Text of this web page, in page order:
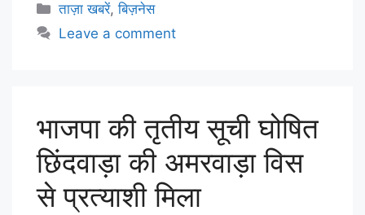
ताज़ा खबरें,बिज़नेस
Leave a comment
भाजपा की तृतीय सूची घोषित
छिंदवाड़ा की अमरवाड़ा विस
से प्रत्याशी मिला